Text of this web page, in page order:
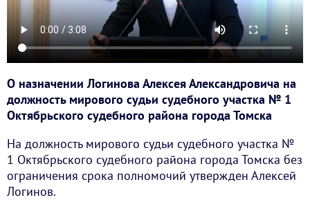
О назначении Логинова Алексея Александровича на
должность мирового судьи судебного участка № 1
Октябрьского судебного района города Томска
На должность мирового судьи судебного участка №
1 Октябрьского судебного района города Томска без
ограничения срока полномочий утвержден Алексей
Логинов.